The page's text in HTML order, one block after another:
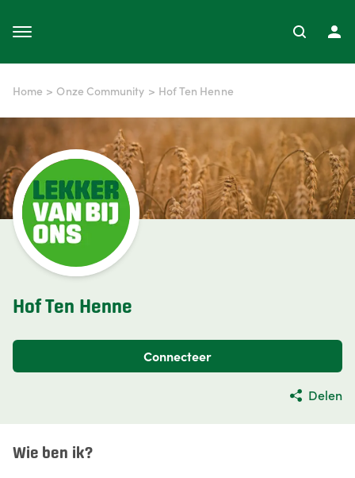
Home > Onze Community > Hof Ten Henne
Hof Ten Henne
Connecteer
Delen
Wie ben ik?